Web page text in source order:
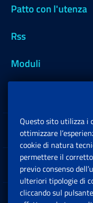
Patto con l'utenza
Rss
Moduli
Sedi e Contatti
Software
Note Legali
Questo sito utilizza i
ottimizzare
cookie di natura
permettere il
previo consenso
ulteriori tipologie di
cliccando sul